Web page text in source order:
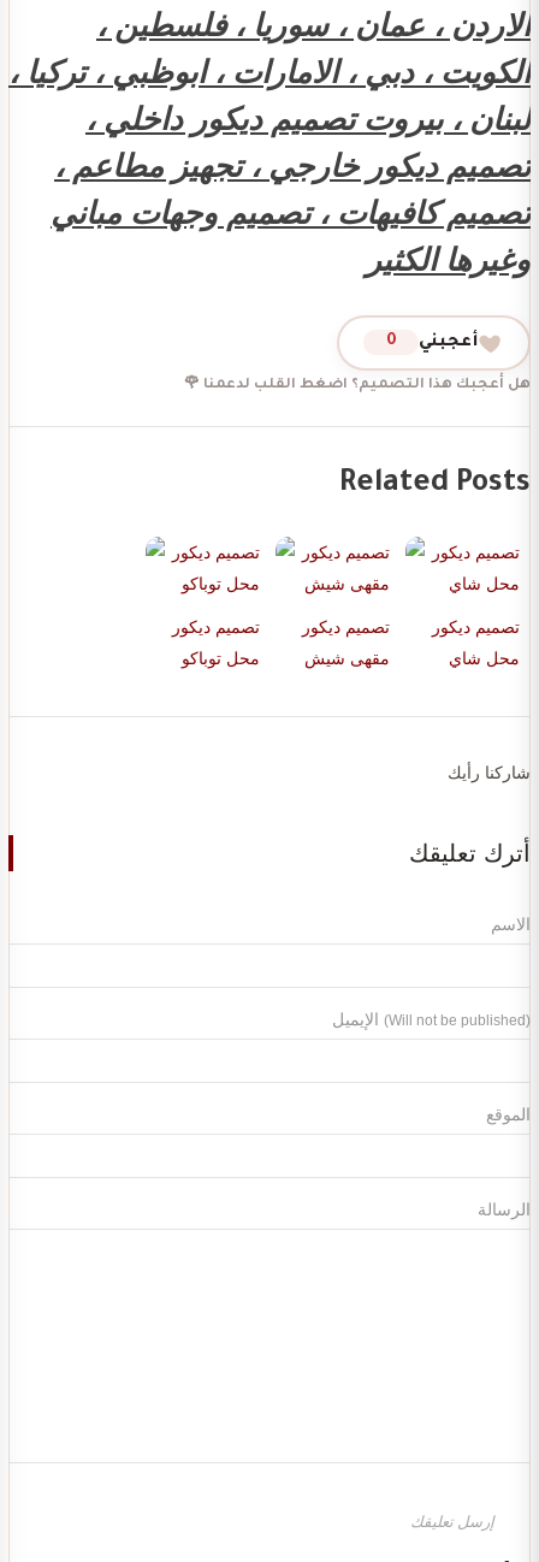
الاردن ، عمان ، سوريا ، فلسطين ،
الكويت ، دبي ، الامارات ، ابوظبي ، تركيا ،
لبنان ، بيروت تصميم ديكور داخلي ،
تصميم ديكور خارجي ، تجهيز مطاعم ،
تصميم كافيهات ، تصميم وجهات مباني
وغيرها الكثير
أعجبني 0
هل أعجبك هذا التصميم؟ اضغط القلب لدعمنا 🌹
Related Posts
تصميم ديكور
محل توباكو
تصميم ديكور
مقهى شيش
تصميم ديكور
محل شاي
شاركنا رأيك
أترك تعليقك
الاسم
(Will not be published)
الموقع
الرسالة